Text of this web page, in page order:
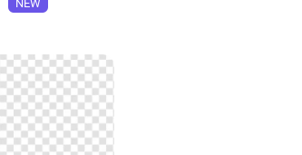
NEW